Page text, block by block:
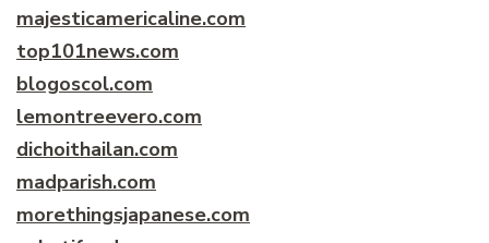
majesticamericaline.com
top101news.com
blogoscol.com
lemontreevero.com
dichoithailan.com
madparish.com
morethingsjapanese.com